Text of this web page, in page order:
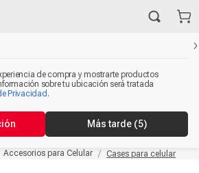
de compra y mostrarte productos
sobre tu ubicación será tratada
Privacidad .
Más tarde (5)
Accesorios para Celular Cases para celular